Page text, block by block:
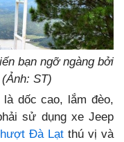
bạn ngỡ ngàng bởi
ST)
là dốc cao, lắm đèo,
sử dụng xe Jeep
Đà Lạt thú vị và